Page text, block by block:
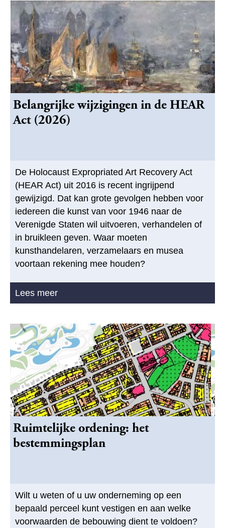
Belangrijke wijzigingen in de HEAR
Act (2026)
De Holocaust Expropriated Art Recovery Act
(HEAR Act) uit 2016 is recent ingrijpend
gewijzigd. Dat kan grote gevolgen hebben voor
iedereen die kunst van voor 1946 naar de
Verenigde Staten wil uitvoeren, verhandelen of
in bruikleen geven. Waar moeten
kunsthandelaren, verzamelaars en musea
voortaan rekening mee houden?
Lees meer
Ruimtelijke ordening: het
bestemmingsplan
Wilt u weten of u uw onderneming op een
bepaald perceel kunt vestigen en aan welke
voorwaarden de bebouwing dient te voldoen?